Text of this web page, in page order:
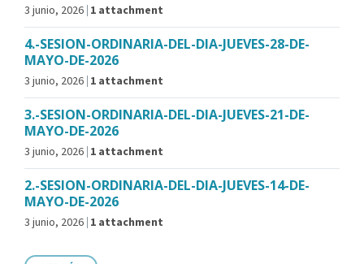
3 junio, 2026 1 attachment
4.-SESION-ORDINARIA-DEL-DIA-JUEVES-28-DE-
MAYO-DE-2026
3 junio, 2026 1 attachment
3.-SESION-ORDINARIA-DEL-DIA-JUEVES-21-DE-
MAYO-DE-2026
3 junio, 2026 1 attachment
2.-SESION-ORDINARIA-DEL-DIA-JUEVES-14-DE-
MAYO-DE-2026
3 junio, 2026 1 attachment